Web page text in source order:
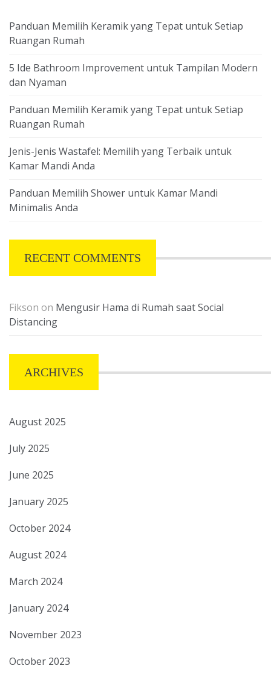
Panduan Memilih Keramik yang Tepat untuk Setiap
Ruangan Rumah
5 Ide Bathroom Improvement untuk Tampilan Modern
dan Nyaman
Panduan Memilih Keramik yang Tepat untuk Setiap
Ruangan Rumah
Jenis-Jenis Wastafel: Memilih yang Terbaik untuk
Kamar Mandi Anda
Panduan Memilih Shower untuk Kamar Mandi
Minimalis Anda
RECENT COMMENTS
Fikson on Mengusir Hama di Rumah saat Social
Distancing
ARCHIVES
August 2025
July 2025
June 2025
January 2025
October 2024
August 2024
March 2024
January 2024
November 2023
October 2023